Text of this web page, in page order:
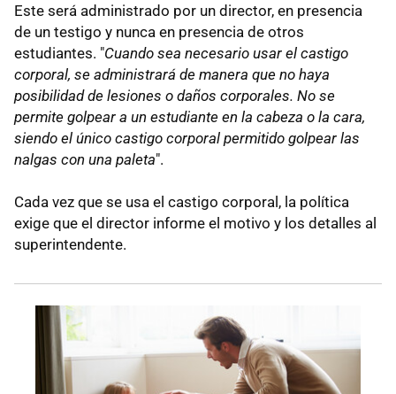
Este será administrado por un director, en presencia
de un testigo y nunca en presencia de otros
estudiantes. "Cuando sea necesario usar el castigo
corporal, se administrará de manera que no haya
posibilidad de lesiones o daños corporales. No se
permite golpear a un estudiante en la cabeza o la cara,
siendo el único castigo corporal permitido golpear las
nalgas con una paleta".
Cada vez que se usa el castigo corporal, la política
exige que el director informe el motivo y los detalles al
superintendente.